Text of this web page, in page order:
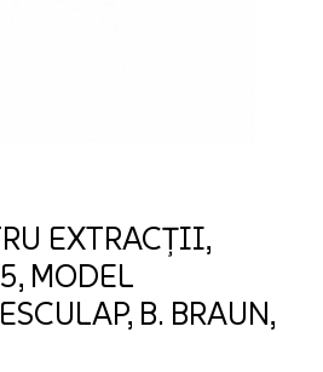
EXTRACȚII,
MODEL
B. BRAUN,